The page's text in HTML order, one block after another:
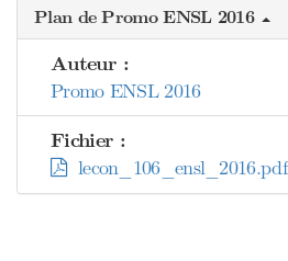
Plan de Promo ENSL 2016
Auteur :
Promo ENSL 2016
Fichier :
lecon_106_ensl_2016.pdf